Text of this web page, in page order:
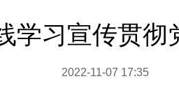
学习宣传贯
2022-11-07 17:35